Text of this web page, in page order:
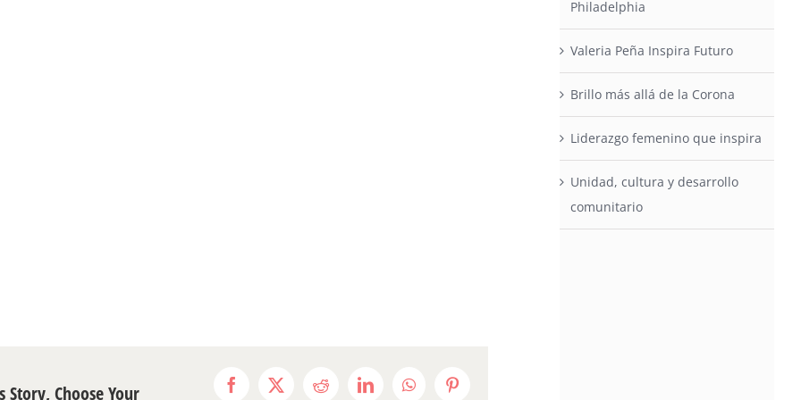
Story, Choose Your Facebook
X Reddit LinkedInWhatsAppPinterest
Philadelphia
Valeria Peña Inspira Futuro
Brillo más allá de la Corona
Liderazgo femenino que inspira
Unidad, cultura y desarrollo
comunitario